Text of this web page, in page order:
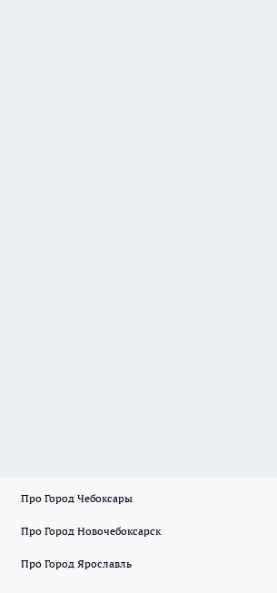
Про Город Чебоксары
Про Город Новочебоксарск
Про Город Ярославль